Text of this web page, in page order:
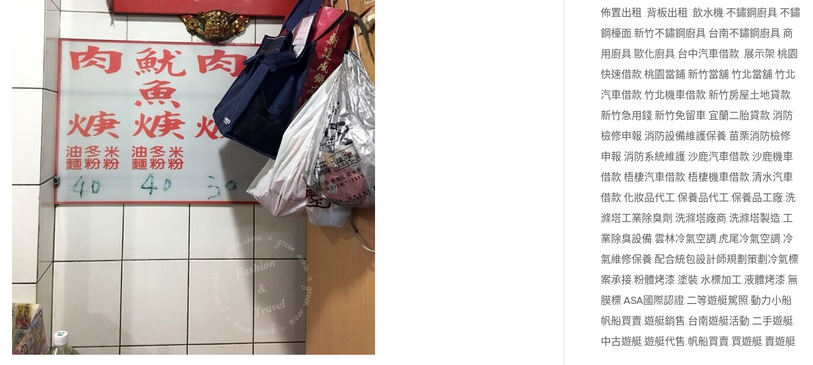
佈置出租 背板出租 飲水機 不鏽鋼廚具. 不鏽
鋼檯面 新竹不鏽鋼廚具. 台南不鏽鋼廚具. 商
用廚具. 歐化廚具. 台中汽車借款 展示架 桃園
快速借款 桃園當鋪. 新竹當舖. 竹北當舖. 竹北
汽車借款 竹北機車借款 新竹房屋土地貸款
新竹急用錢. 新竹免留車. 宜蘭二胎貸款 消防
檢修申報 消防設備維護保養 苗栗消防檢修
申報 消防系統維護. 沙鹿汽車借款 沙鹿機車
借款 梧棲汽車借款 梧棲機車借款 清水汽車
借款 化妝品代工 保養品代工 保養品工廠. 洗
滌塔工業除臭劑 洗滌塔廠商 洗滌塔製造 工
業除臭設備 雲林冷氣空調 虎尾冷氣空調 冷
氣維修保養 配合統包設計師規劃策劃 冷氣標
案承接. 粉體烤漆 塗裝 水標加工 液體烤漆 無
膜標 ASA國際認證. 二等遊艇駕照 動力小船
帆船買賣 遊艇銷售 台南遊艇活動 二手遊艇.
中古遊艇. 遊艇代售 帆船買賣 買遊艇. 賣遊艇